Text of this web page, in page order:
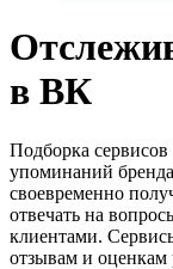
в ВК
Подборка
упоминаний
своевременно
отвечать на
клиентами.
отзывам и оценкам